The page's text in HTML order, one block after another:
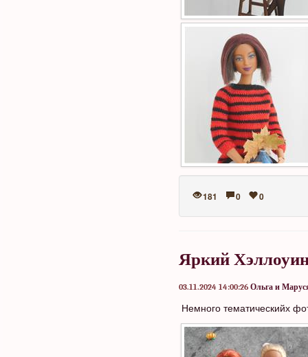
181 0 0
Яркий
03.11.2024 14:00:26 Ольга и
Немного тематическийх